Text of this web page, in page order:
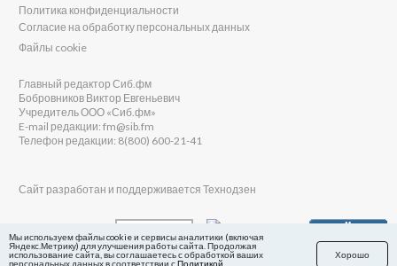
Политика конфиденциальности
Согласие на обработку персональных данных
Файлы cookie
Главный редактор Сиб.фм
Бобровников Виктор Евгеньевич
Учредитель ООО «Сиб.фм»
E-mail редакции: fm@sib.fm
Телефон редакции: 8(800) 600-21-41
Сайт разработан и поддерживается Технодзен
Мы используем файлы cookie и сервисы аналитики (включая
Яндекс.Метрику) для улучшения работы сайта. Продолжая
использование сайта, вы соглашаетесь с обработкой ваших
персональных данных в соответствии сПолитикой
Хорошо